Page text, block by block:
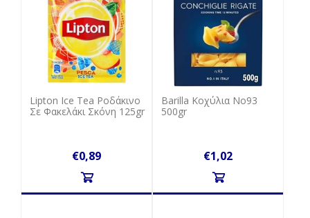
Lipton Ice Tea Ροδάκινο
Σε Φακελάκι Σκόνη 125gr
€0,89
Barilla Κοχύλια No93
500gr
€1,02